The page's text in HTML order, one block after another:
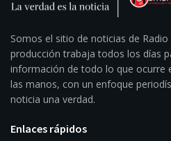
Somos el sitio de noticias de
producción trabaja todos los días
información de todo lo que ocurre
las manos, con un enfoque
noticia una verdad.
Enlaces rápidos